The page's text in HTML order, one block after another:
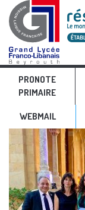
PRONOTE
PRIMAIRE
WEBMAIL